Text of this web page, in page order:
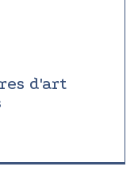
d'art